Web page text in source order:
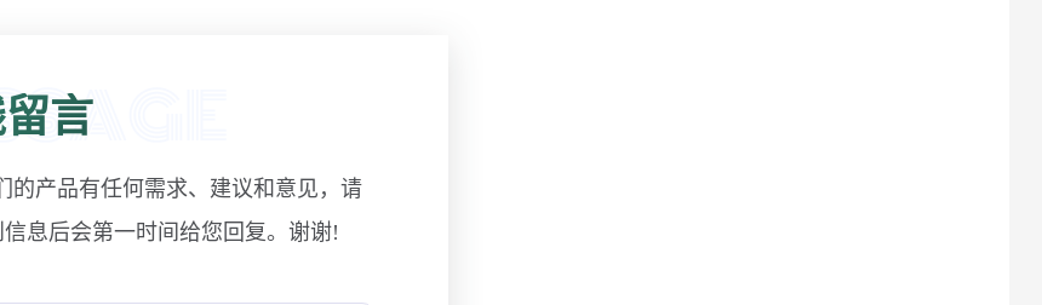
言
的产品有任何需求、建议和意见，请
息后会第一时间给您回复。谢谢!